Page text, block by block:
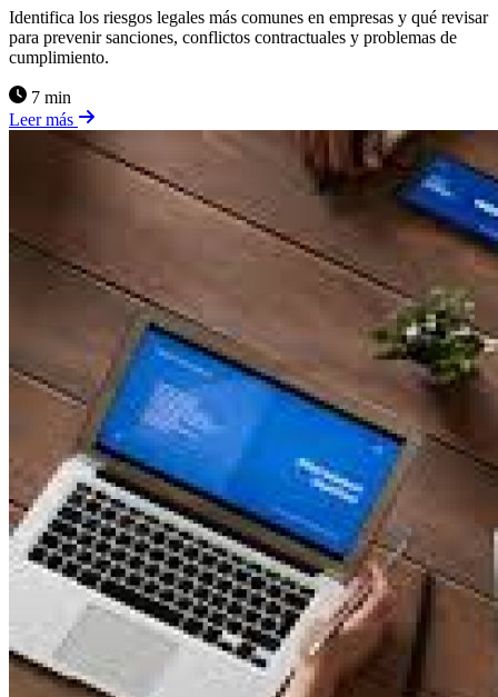
Identifica los riesgos legales más comunes en empresas y qué revisar
para prevenir sanciones, conflictos contractuales y problemas de
cumplimiento.
7 min
Leer más